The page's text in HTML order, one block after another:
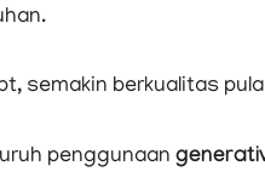
semakin berkualitas pula
penggunaan